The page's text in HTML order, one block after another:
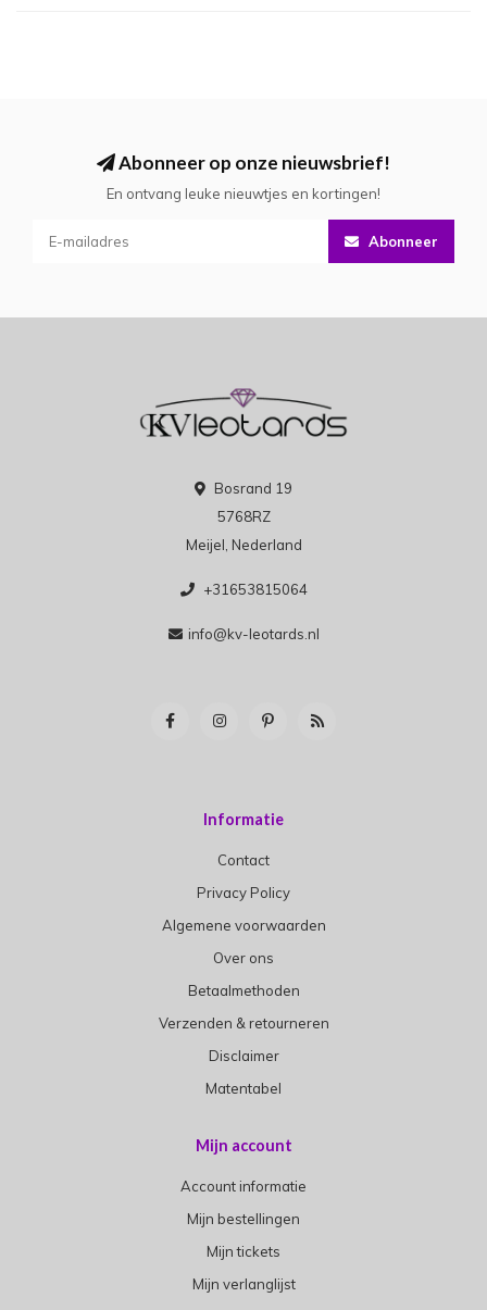
Abonneer op onze nieuwsbrief!
En ontvang leuke nieuwtjes en kortingen!
Abonneer
Bosrand 19
5768RZ
Meijel, Nederland
+31653815064
info@kv-leotards.nl
Informatie
Contact
Privacy Policy
Algemene voorwaarden
Over ons
Betaalmethoden
Verzenden & retourneren
Disclaimer
Matentabel
Mijn account
Account informatie
Mijn bestellingen
Mijn tickets
Mijn verlanglijst